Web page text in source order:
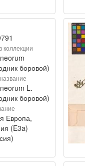
коллекции
боровой)
L.
боровой)
Европа,
(E3a)